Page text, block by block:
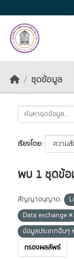
ชุดข้อมูล
เรียงโดย
พบ 1 ชุดข้
สัญญาอนุญาต:
Data exchange
ข้อมูลประเภทอื่นๆ
กรองผลลัพธ์